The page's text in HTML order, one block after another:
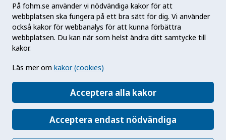
På fohm.se använder vi nödvändiga kakor för att
webbplatsen ska fungera på ett bra sätt för dig. Vi använder
också kakor för webbanalys för att kunna förbättra
webbplatsen. Du kan när som helst ändra ditt samtycke till
kakor.
Läs mer om kakor (cookies)
Acceptera alla kakor
Acceptera endast nödvändiga
Folkhälsomyndigheten (Fohm) är en nationell
kunskapsmyndighet som arbetar för en bättre
folkhälsa. Det gör myndigheten genom att
främja hälsa, förebygga ohälsa och skydda mot
hälsohot. Vår vision är en folkhälsa som stärker
samhällets utveckling.